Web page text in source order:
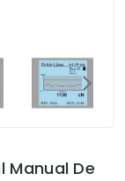
Manual De